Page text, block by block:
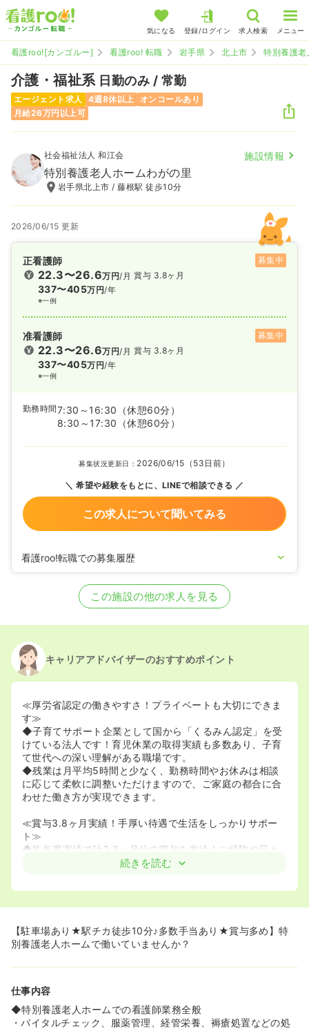
気になる 登録/ログイン 求人検索 メニュー
看護roo![カンゴルー] 看護roo! 転職 岩手県 北上市 特別養護
介護・福祉系 日勤のみ / 常勤
エージェント求人 4週8休以上
オンコールあり
月給26万円以上可
社会福祉法人 和江会 施設情報
特別養護老人ホームわがの里
岩手県北上市 / 藤根駅 徒歩10分
2026/06/15 更新
正看護師 募集中
22.3〜26.6万円/月
337〜405万円/年
※一例
賞与 3.8ヶ月
准看護師 募集中
22.3〜26.6万円/月
337〜405万円/年
※一例
賞与 3.8ヶ月
勤務時間7:30～16:30
（休憩60分）
8:30～17:30
（休憩60分）
募集状況更新日： 2026/06/15（53日前）
希望や経験をもとに、LINEで相談できる
この求人について聞いてみる
看護roo!転職での募集履歴
正・准看護師の募集を休止
正・准看護師を募集中
この施設の他の求人を見る
キャリアアドバイザーのおすすめポイント
≪厚労省認定の働きやすさ！プライベートも大切にできま
す≫
◆子育てサポート企業として国から「くるみん認定」を受
けている法人です！育児休業の取得実績も多数あり、子育
て世代への深い理解がある職場です。
◆残業は月平均5時間と少なく、勤務時間やお休みは相談
に応じて柔軟に調整いただけますので、ご家庭の都合に合
わせた働き方が実現できます。
≪賞与3.8ヶ月実績！手厚い待遇で生活をしっかりサポー
ト≫
◆昨年度実績で計3.8ヶ月分の賞与を支給！ご経験や日々
の頑張りをしっかりと評価し、給与に反映する体制が整っ
◆扶養家族手当や住宅手当に加え、退職金は2つの共済制
≪日勤のみ！身体への負担が少ない勤務体系です≫
ルはございますが、生活リズムを崩さずに無理なくご勤務
◆転勤もなく、腰を据えて長く働ける環境です。マイカー
通勤も可能なので、ご自身のペースで通勤できます。
続きを読む
【駐車場あり★駅チカ徒歩10分♪多数手当あり★賞与多め】特
別養護老人ホームで働いていませんか？
仕事内容
◆特別養護老人ホームでの看護師業務全般
・バイタルチェック、服薬管理、経管栄養、褥瘡処置などの処